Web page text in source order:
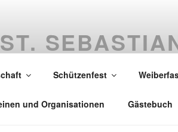
Schützenfest
und Organisationen Gästebuch